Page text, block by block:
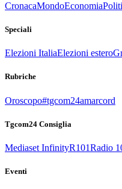
CronacaMondoEconomia
Speciali
Elezioni ItaliaElezioni estero
Rubriche
Oroscopo#tgcom24amarcord
Tgcom24 Consiglia
Mediaset InfinityR101Radio
Eventi